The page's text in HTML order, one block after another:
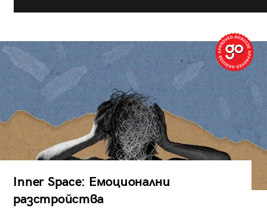
Inner Space: Емоционални
разстройства